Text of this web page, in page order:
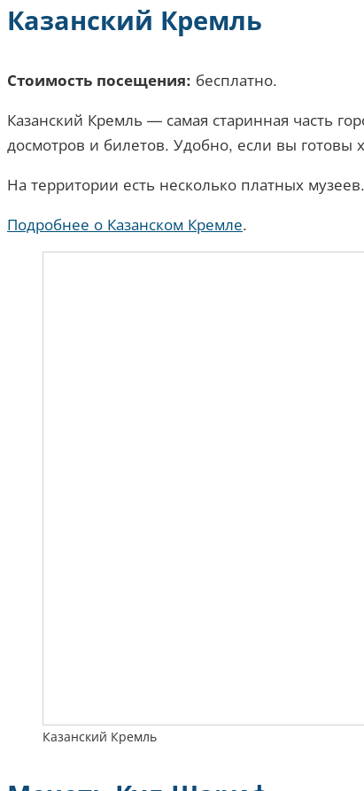
Казанский Кремль
Стоимость посещения: бесплатно.
Казанский Кремль — самая старинная часть
досмотров и билетов. Удобно, если вы готовы
На территории есть несколько платных
Подробнее о Казанском Кремле.
Казанский Кремль